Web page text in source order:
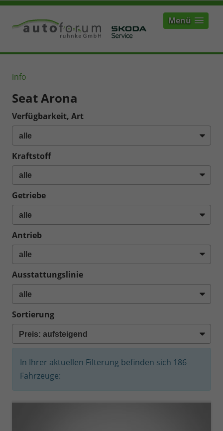
Menü
info
Seat Arona
Verfügbarkeit, Art
Kraftstoff
Getriebe
Antrieb
Ausstattungslinie
Sortierung
In Ihrer aktuellen Filterung befinden sich 186
Fahrzeuge: